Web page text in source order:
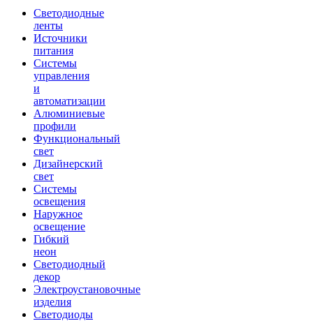
Светодиодные
ленты
Источники
питания
Системы
управления
и
автоматизации
Алюминиевые
профили
Функциональный
свет
Дизайнерский
свет
Системы
освещения
Наружное
освещение
Гибкий
неон
Светодиодный
декор
Электроустановочные
изделия
Светодиоды